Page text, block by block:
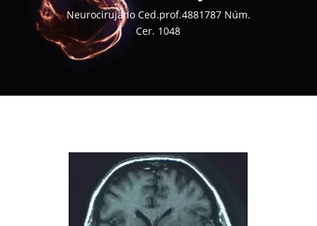
Neurocirujano Ced.prof.4881787 Núm.
Cer. 1048